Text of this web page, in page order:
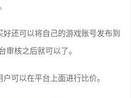
好还可以将自己的游戏账号发布到
审核之后就可以了。
可以在平台上面进行比价。